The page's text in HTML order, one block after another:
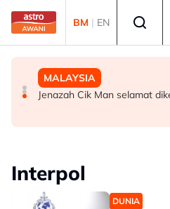
Skip to main content
BM | EN
MALAYSIA
PDRM perkasa kawalan
MALAYSIA
Sabah pergiat usaha
MALAYSIA
Jenazah Cik Man selamat
Interpol
DUNIA